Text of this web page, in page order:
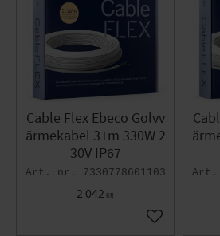
Cable Flex Ebeco Golvv
ärmekabel 31m 330W 2
30V IP67
7330778601103
2 042 KR
Lägg till i